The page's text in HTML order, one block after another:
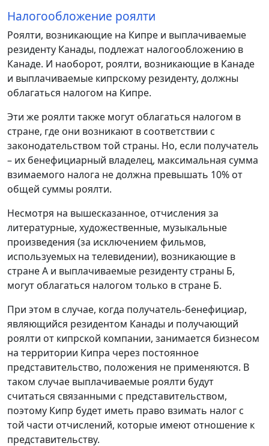
Налогообложение роялти
Роялти, возникающие на Кипре и выплачиваемые
резиденту Канады, подлежат налогообложению в
Канаде. И наоборот, роялти, возникающие в Канаде
и выплачиваемые кипрскому резиденту, должны
облагаться налогом на Кипре.
Эти же роялти также могут облагаться налогом в
стране, где они возникают в соответствии с
законодательством той страны. Но, если получатель
– их бенефициарный владелец, максимальная сумма
взимаемого налога не должна превышать 10% от
общей суммы роялти.
Несмотря на вышесказанное, отчисления за
литературные, художественные, музыкальные
произведения (за исключением фильмов,
используемых на телевидении), возникающие в
стране А и выплачиваемые резиденту страны Б,
могут облагаться налогом только в стране Б.
При этом в случае, когда получатель-бенефициар,
являющийся резидентом Канады и получающий
роялти от кипрской компании, занимается бизнесом
на территории Кипра через постоянное
представительство, положения не применяются. В
таком случае выплачиваемые роялти будут
считаться связанными с представительством,
поэтому Кипр будет иметь право взимать налог с
той части отчислений, которые имеют отношение к
представительству.